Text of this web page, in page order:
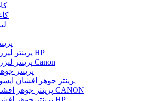
پرینتر لیزری HP
پرینتر لیزری Canon
پرینتر
پرینتر جوهر افشان
پرینتر جوهر افشان CANON
پرینتر جوهر افشان HP